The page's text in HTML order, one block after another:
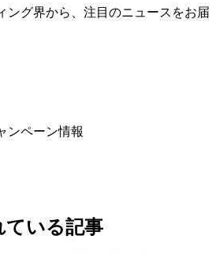
ング界から、注目のニュースをお届
ンペーン情報
ている記事